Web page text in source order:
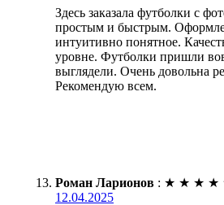
Здесь заказала футболки с
простым и быстрым.
интуитивно понятное.
уровне. Футболки пришли
выглядели. Очень довольна
Рекомендую всем.
Роман Ларионов : ★ ★ ★ ★
12.04.2025